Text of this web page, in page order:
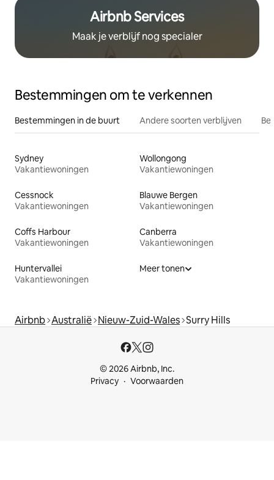
Airbnb Services
Maak je verblijf nog specialer
Bestemmingen om te verkennen
Bestemmingen in de buurt Andere soorten verblijven
Sydney
Vakantiewoningen
Wollongong
Vakantiewoningen
Cessnock
Vakantiewoningen
Blauwe Bergen
Vakantiewoningen
Coffs Harbour
Vakantiewoningen
Canberra
Vakantiewoningen
Huntervallei
Vakantiewoningen
Meer tonen
Airbnb Australië Nieuw-Zuid-Wales Surry Hills
© 2026 Airbnb, Inc.
Privacy
Voorwaarden